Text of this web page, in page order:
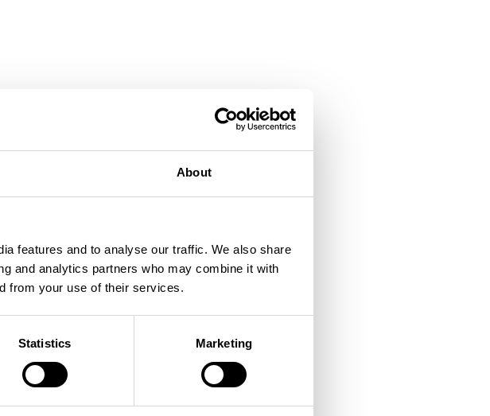
About
features and to analyse our traffic. We also share
and analytics partners who may combine it with
from your use of their services.
Statistics Marketing